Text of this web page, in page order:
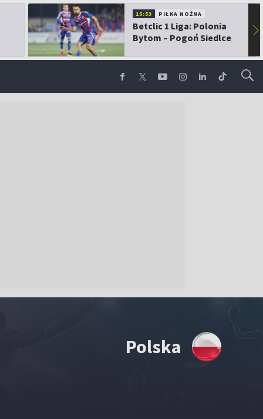
15:53 PIŁKA NOŻNA
Betclic 1 Liga: Polonia
Bytom – Pogoń Siedlce
▶
Polska